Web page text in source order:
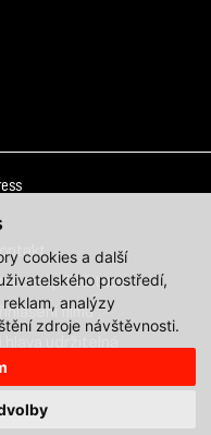
cookies a další
prostředí,
analýzy
zdroje návštěvnosti.
příležitosti
filmu